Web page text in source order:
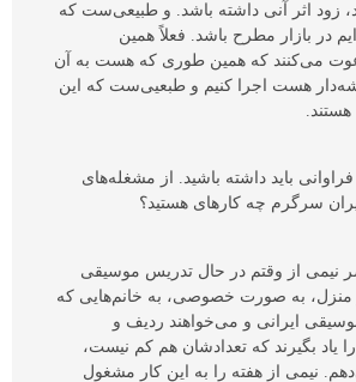
زود اثر آنی داشته باشد. و طبیعی‌ست که
در بازار مطرح باشد. فعلاً همین
می‌کنند که همین طوری که هست به آن
هست اجرا کنیم و طبعیی‌ست که این
باید داشته باشید. از مشغله‌های
سرگرم چه کارهای هستید؟
نیمی از وقتم در حال تدریس موسیقی
به صورت خصوصی، به خانم‌هایی که
ایرانی و می‌خواهند ردیف و
یاد بگیرند که تعدادشان هم کم نیست،
نیمی از هفته را به این کار مشغول